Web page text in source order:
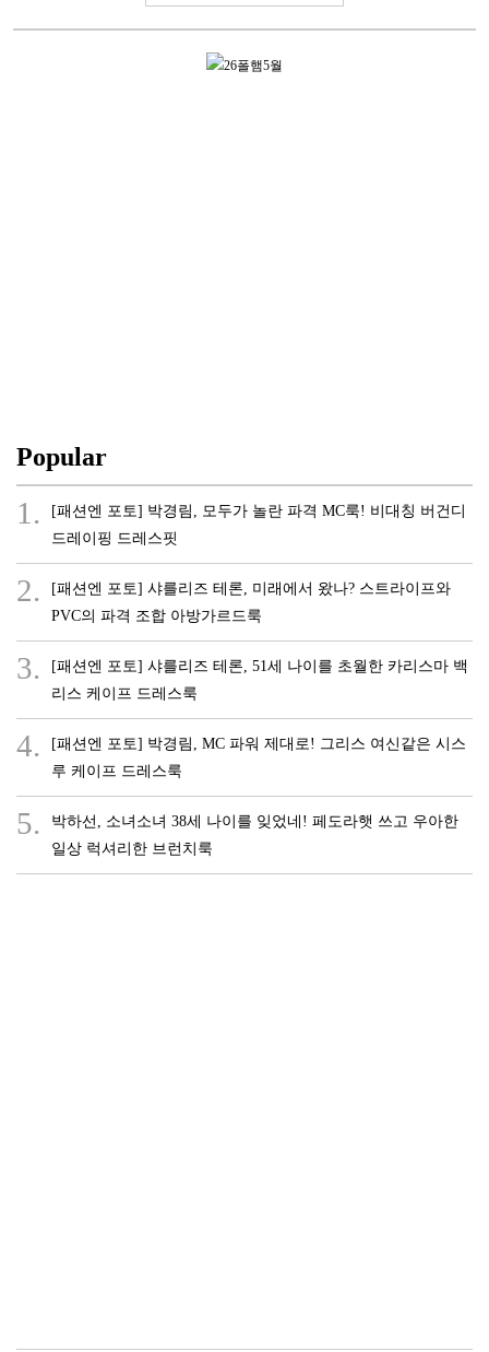
Popular
1.
[패션엔 포토] 박경림, 모두가 놀란 파격 MC룩! 비대칭 버건디
드레이핑 드레스핏
2.
[패션엔 포토] 샤를리즈 테론, 미래에서 왔나? 스트라이프와
PVC의 파격 조합 아방가르드룩
3.
[패션엔 포토] 샤를리즈 테론, 51세 나이를 초월한 카리스마 백
리스 케이프 드레스룩
4.
[패션엔 포토] 박경림, MC 파워 제대로! 그리스 여신같은 시스
루 케이프 드레스룩
5.
박하선, 소녀소녀 38세 나이를 잊었네! 페도라햇 쓰고 우아한
일상 럭셔리한 브런치룩